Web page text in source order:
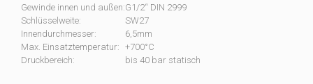
Gewinde innen und außen:G1/2“ DIN 2999
Schlüsselweite:
SW27
Innendurchmesser:
6,5mm
Max. Einsatztemperatur: +700°C
Druckbereich:
bis 40 bar statisch